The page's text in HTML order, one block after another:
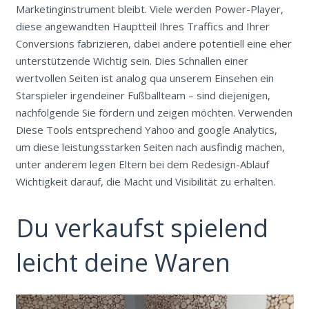
Marketinginstrument bleibt. Viele werden Power-Player,
diese angewandten Hauptteil Ihres Traffics and Ihrer
Conversions fabrizieren, dabei andere potentiell eine eher
unterstützende Wichtig sein. Dies Schnallen einer
wertvollen Seiten ist analog qua unserem Einsehen ein
Starspieler irgendeiner Fußballteam – sind diejenigen,
nachfolgende Sie fördern und zeigen möchten. Verwenden
Diese Tools entsprechend Yahoo and google Analytics,
um diese leistungsstarken Seiten nach ausfindig machen,
unter anderem legen Eltern bei dem Redesign-Ablauf
Wichtigkeit darauf, die Macht und Visibilität zu erhalten.
Du verkaufst spielend
leicht deine Waren